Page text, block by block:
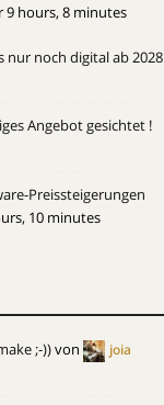
9 hours, 8 minutes
nur noch digital ab 2028
Angebot gesichtet !
Preissteigerungen
10 minutes
;-))von joia